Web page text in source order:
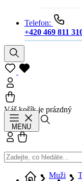
Telefon:
+420 469 811
Váš košík je prázdný
MENU
Přihlásit se
Muži